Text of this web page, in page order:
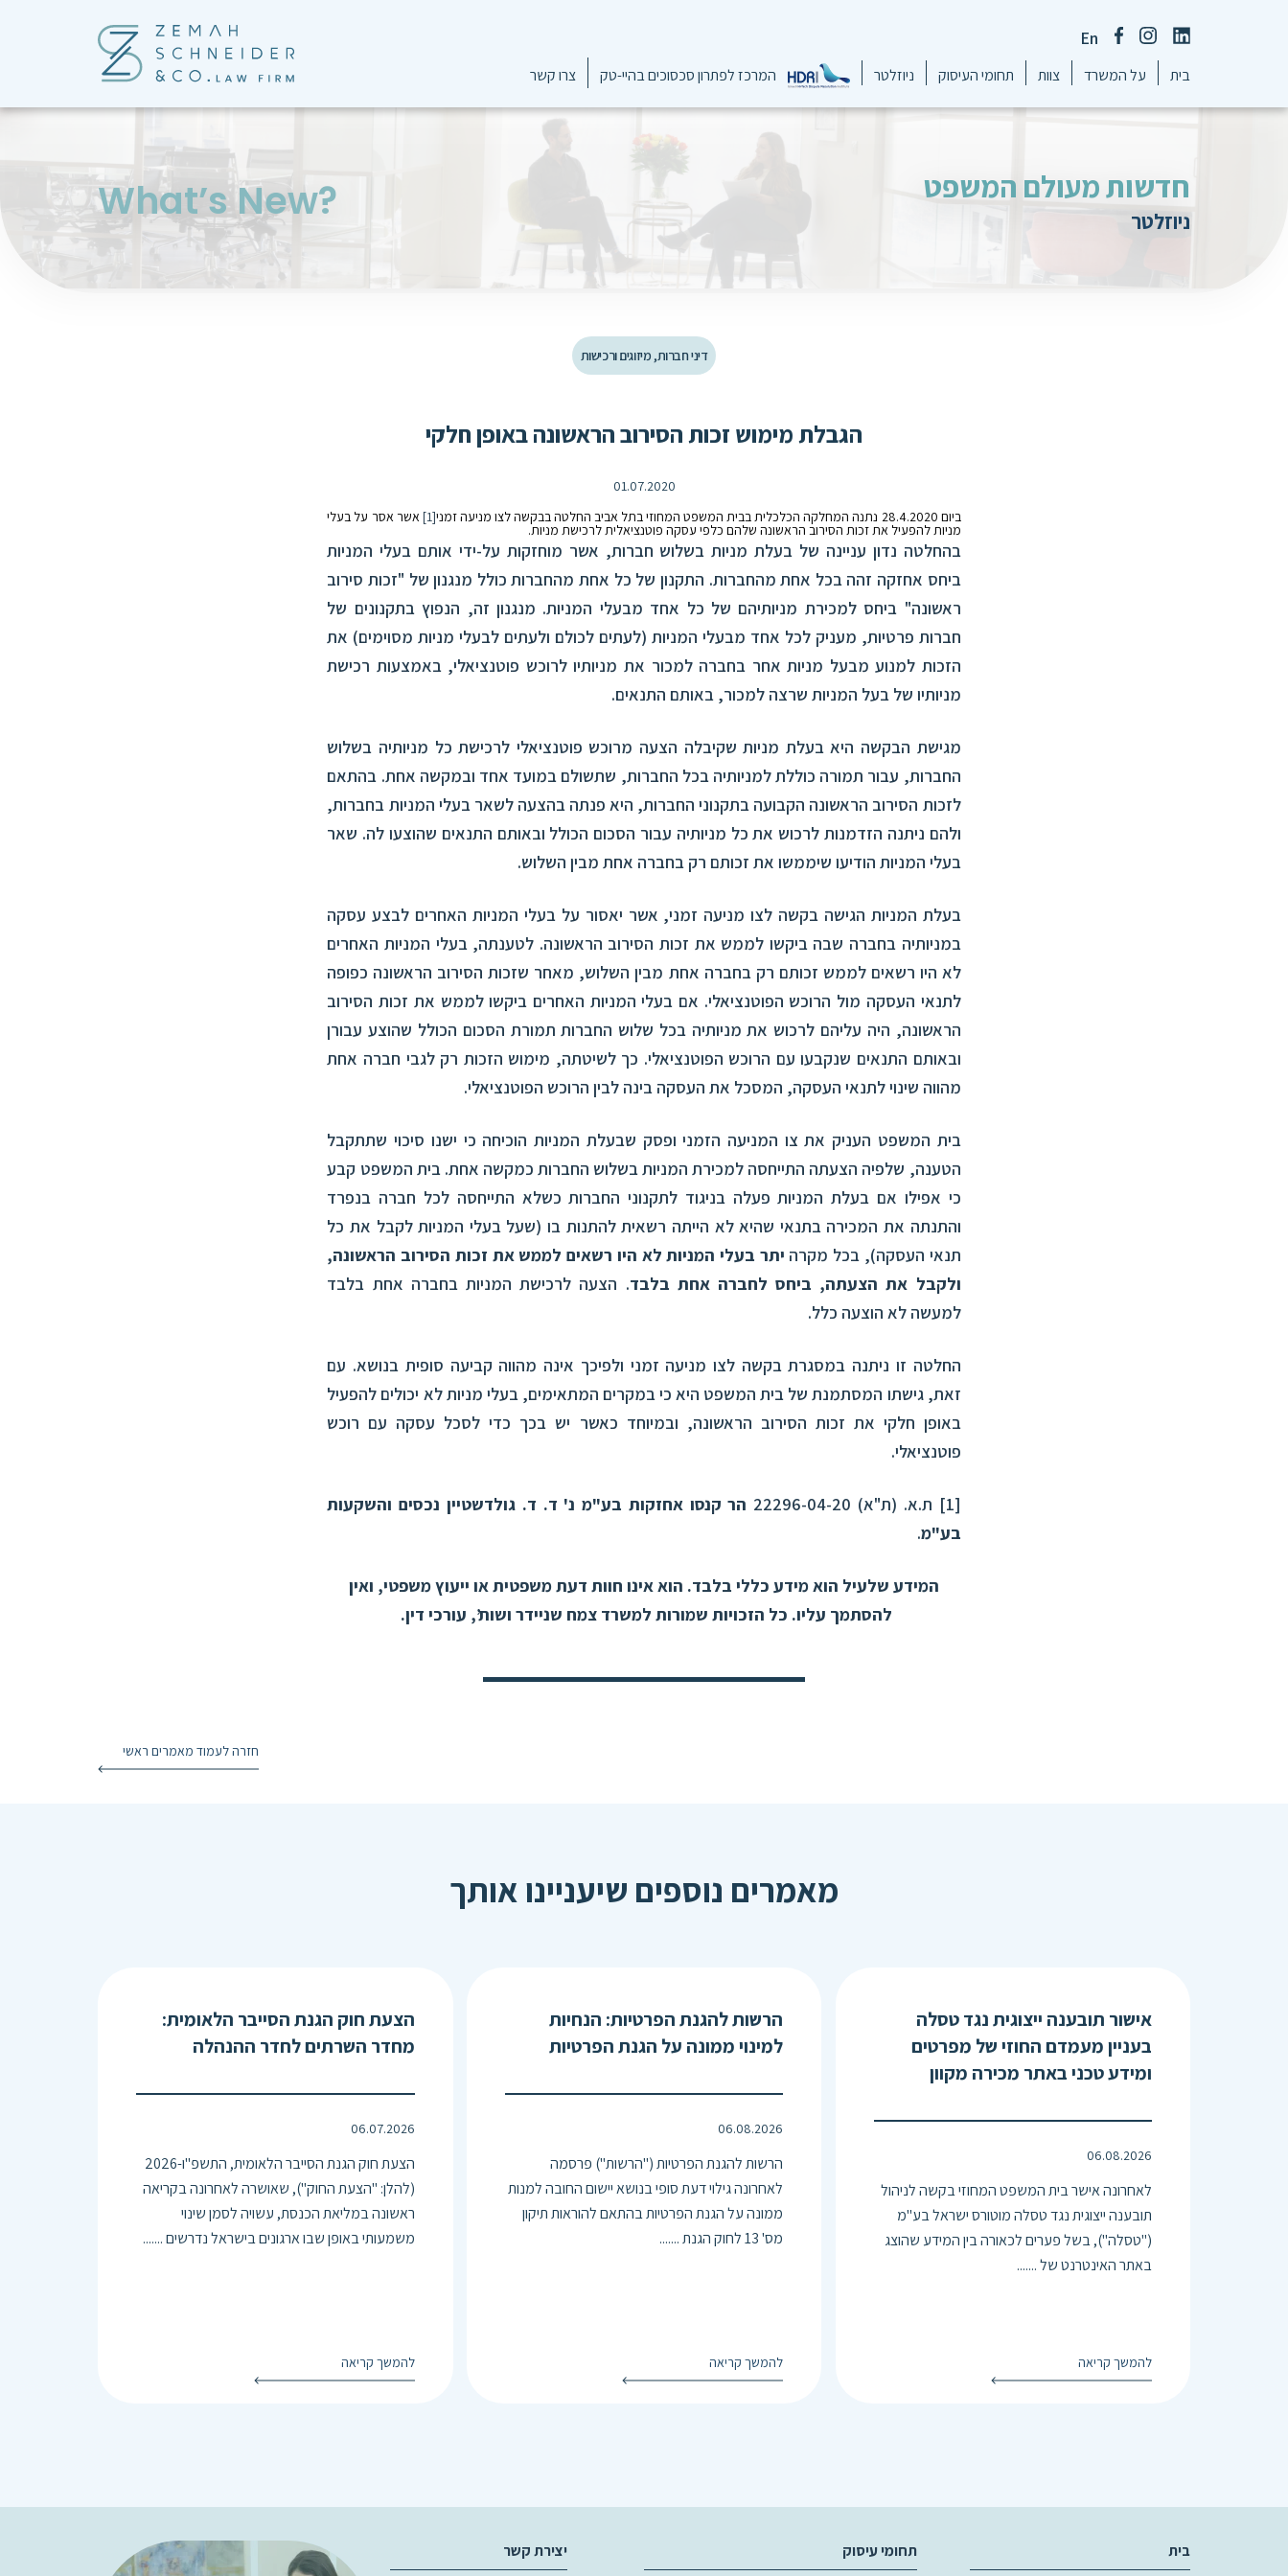
En
בית על המשרד צוות תחומי העיסוק ניוזלטר המרכז לפתרון סכסוכים בהיי-טק צרו קשר
חדשות מעולם המשפט
ניוזלטר ?What’s New
דיני חברות, מיזוגים ורכישות
הגבלת מימוש זכות הסירוב הראשונה באופן חלקי
01.07.2020
ביום 28.4.2020 נתנה המחלקה הכלכלית בבית המשפט המחוזי בתל אביב החלטה בבקשה לצו מניעה זמני
[1] אשר אסר על בעלי
מניות להפעיל את זכות הסירוב הראשונה שלהם כלפי עסקה פוטנציאלית לרכישת מניות.
בהחלטה נדון עניינה של בעלת מניות בשלוש חברות, אשר מוחזקות על-ידי אותם בעלי המניות
ביחס אחזקה זהה בכל אחת מהחברות. התקנון של כל אחת מהחברות כולל מנגנון של "זכות סירוב
ראשונה" ביחס למכירת מניותיהם של כל אחד מבעלי המניות. מנגנון זה, הנפוץ בתקנונים של
חברות פרטיות, מעניק לכל אחד מבעלי המניות (לעתים לכולם ולעתים לבעלי מניות מסוימים) את
הזכות למנוע מבעל מניות אחר בחברה למכור את מניותיו לרוכש פוטנציאלי, באמצעות רכישת
מניותיו של בעל המניות שרצה למכור, באותם התנאים.
מגישת הבקשה היא בעלת מניות שקיבלה הצעה מרוכש פוטנציאלי לרכישת כל מניותיה בשלוש
החברות, עבור תמורה כוללת למניותיה בכל החברות, שתשולם במועד אחד ובמקשה אחת. בהתאם
לזכות הסירוב הראשונה הקבועה בתקנוני החברות, היא פנתה בהצעה לשאר בעלי המניות בחברות,
ולהם ניתנה הזדמנות לרכוש את כל מניותיה עבור הסכום הכולל ובאותם התנאים שהוצעו לה. שאר
בעלי המניות הודיעו שיממשו את זכותם רק בחברה אחת מבין השלוש.
בעלת המניות הגישה בקשה לצו מניעה זמני, אשר יאסור על בעלי המניות האחרים לבצע עסקה
במניותיה בחברה שבה ביקשו לממש את זכות הסירוב הראשונה. לטענתה, בעלי המניות האחרים
לא היו רשאים לממש זכותם רק בחברה אחת מבין השלוש, מאחר שזכות הסירוב הראשונה כפופה
לתנאי העסקה מול הרוכש הפוטנציאלי. אם בעלי המניות האחרים ביקשו לממש את זכות הסירוב
הראשונה, היה עליהם לרכוש את מניותיה בכל שלוש החברות תמורת הסכום הכולל שהוצע עבורן
ובאותם התנאים שנקבעו עם הרוכש הפוטנציאלי. כך לשיטתה, מימוש הזכות רק לגבי חברה אחת
מהווה שינוי לתנאי העסקה, המסכל את העסקה בינה לבין הרוכש הפוטנציאלי.
בית המשפט העניק את צו המניעה הזמני ופסק שבעלת המניות הוכיחה כי ישנו סיכוי שתתקבל
הטענה, שלפיה הצעתה התייחסה למכירת המניות בשלוש החברות כמקשה אחת. בית המשפט קבע
כי אפילו אם בעלת המניות פעלה בניגוד לתקנוני החברות כשלא התייחסה לכל חברה בנפרד
והתנתה את המכירה בתנאי שהיא לא הייתה רשאית להתנות בו (שעל בעלי המניות לקבל את כל
תנאי העסקה), בכל מקרה יתר בעלי המניות לא היו רשאים לממש את זכות הסירוב הראשונה,
ולקבל את הצעתה, ביחס לחברה אחת בלבד. הצעה לרכישת המניות בחברה אחת בלבד
למעשה לא הוצעה כלל.
החלטה זו ניתנה במסגרת בקשה לצו מניעה זמני ולפיכך אינה מהווה קביעה סופית בנושא. עם
זאת, גישתו המסתמנת של בית המשפט היא כי במקרים המתאימים, בעלי מניות לא יכולים להפעיל
באופן חלקי את זכות הסירוב הראשונה, ובמיוחד כאשר יש בכך כדי לסכל עסקה עם רוכש
פוטנציאלי.
[1] ת.א. (ת"א) 22296-04-20
הר קנסו אחזקות בע"מ נ' ד. ד. גולדשטיין נכסים והשקעות
בע"מ.
המידע שלעיל הוא מידע כללי בלבד. הוא אינו חוות דעת משפטית או ייעוץ משפטי, ואין
להסתמך עליו. כל הזכויות שמורות למשרד צמח שניידר ושות’, עורכי דין.
חזרה לעמוד מאמרים ראשי
מאמרים נוספים שיעניינו אותך
אישור תובענה ייצוגית נגד טסלה
בעניין מעמדם החוזי של מפרטים
ומידע טכני באתר מכירה מקוון
06.08.2026
לאחרונה אישר בית המשפט המחוזי בקשה לניהול
תובענה ייצוגית נגד טסלה מוטורס ישראל בע"מ
("טסלה"), בשל פערים לכאורה בין המידע שהוצג
באתר האינטרנט של .......
להמשך קריאה
הרשות להגנת הפרטיות: הנחיות
למינוי ממונה על הגנת הפרטיות
06.08.2026
הרשות להגנת הפרטיות ("הרשות") פרסמה
לאחרונה גילוי דעת סופי בנושא יישום החובה למנות
ממונה על הגנת הפרטיות בהתאם להוראות תיקון
מס' 13 לחוק הגנת .......
להמשך קריאה
הצעת חוק הגנת הסייבר הלאומית:
מחדר השרתים לחדר ההנהלה
06.07.2026
הצעת חוק הגנת הסייבר הלאומית, התשפ"ו-2026
(להלן: "הצעת החוק"), שאושרה לאחרונה בקריאה
ראשונה במליאת הכנסת, עשויה לסמן שינוי
משמעותי באופן שבו ארגונים בישראל נדרשים .......
להמשך קריאה
בית תחומי עיסוק יצירת קשר